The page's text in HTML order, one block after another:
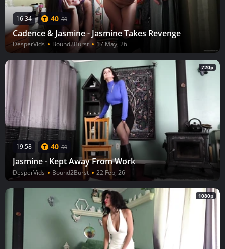
16:34 40 50
Cadence & Jasmine - Jasmine Takes Revenge
DesperVids Bound2Burst 17 May, 26
720p
19:58 40 50
Jasmine - Kept Away From Work
DesperVids Bound2Burst 22 Feb, 26
1080p